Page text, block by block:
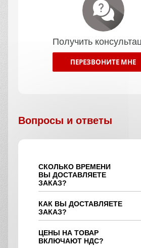
Получить
ПЕРЕЗВОНИТЕ МНЕ
Вопросы и ответы
СКОЛЬКО ВРЕМЕНИ
ВЫ ДОСТАВЛЯЕТЕ
ЗАКАЗ?
КАК ВЫ ДОСТАВЛЯЕТЕ
ЗАКАЗ?
ЦЕНЫ НА ТОВАР
ВКЛЮЧАЮТ НДС?